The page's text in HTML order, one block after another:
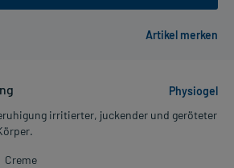
Physiogel
irritierter, juckender und geröteter
Creme